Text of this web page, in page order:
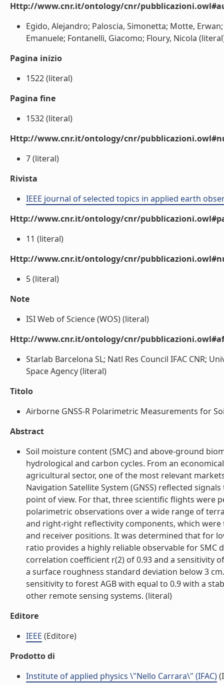
Http://www.cnr.it/ontology/cnr/
Egido, Alejandro; Paloscia, Simonetta; Motte,
Emanuele; Fontanelli, Giacomo; Floury, Nicola
Pagina inizio
1522 (literal)
Pagina fine
1532 (literal)
Http://www.cnr.it/ontology/cnr/
7 (literal)
Rivista
IEEE journal of selected topics in applied earth
Http://www.cnr.it/ontology/cnr/
11 (literal)
Http://www.cnr.it/ontology/cnr/
5 (literal)
Note
ISI Web of Science (WOS) (literal)
Http://www.cnr.it/ontology/cnr/
Starlab Barcelona SL; Natl Res Council IFAC CNR;
Space Agency (literal)
Titolo
Airborne GNSS-R Polarimetric Measurements for
Abstract
Soil moisture content (SMC) and above-ground
hydrological and carbon cycles. From an
agricultural sector, one of the most relevant
Navigation Satellite System (GNSS) reflected
point of view. For that, three scientific flights were
polarimetric observations over a wide range of
and right-right reflectivity components, which
and receiver positions. It was determined that for
ratio provides a highly reliable observable for
correlation coefficient r(2) of 0.93 and a sensitivity
a surface roughness standard deviation below 3
sensitivity to forest AGB with equal to 0.9 with a
other remote sensing systems. (literal)
Editore
IEEE (Editore)
Prodotto di
Institute of applied physics \"Nello Carrara\" (IFAC)